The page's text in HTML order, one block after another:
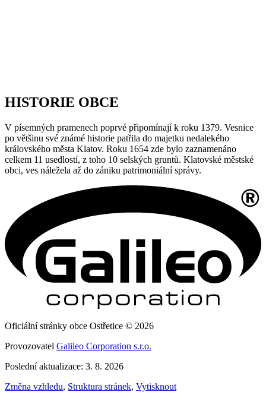
HISTORIE OBCE
V písemných pramenech poprvé připomínají k roku 1379. Vesnice
po většinu své známé historie patřila do majetku nedalekého
královského města Klatov. Roku 1654 zde bylo zaznamenáno
celkem 11 usedlostí, z toho 10 selských gruntů. Klatovské městské
obci, ves náležela až do zániku patrimoniální správy.
Oficiální stránky obce Ostřetice © 2026
Provozovatel Galileo Corporation s.r.o.
Poslední aktualizace: 3. 8. 2026
Změna vzhledu, Struktura stránek, Vytisknout